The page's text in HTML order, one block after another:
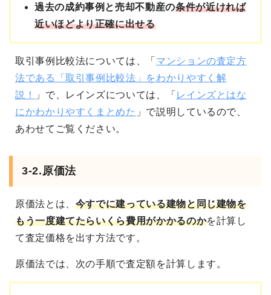
過去の成約事例と売却不動産の条件が近ければ
近いほどより正確に出せる
取引事例比較法については、「 マンションの査定方
法である「取引事例比較法」をわかりやすく解
説！
」で、レインズについては、「 レインズとはな
にかわかりやすくまとめた 」で説明しているので、
あわせてご覧ください。
3-2.原価法
原価法とは、 今すでに建っている建物と同じ建物を
もう一度建てたらいくら費用がかかるのかを計算し
て査定価格を出す方法です。
原価法では、次の手順で査定額を計算します。